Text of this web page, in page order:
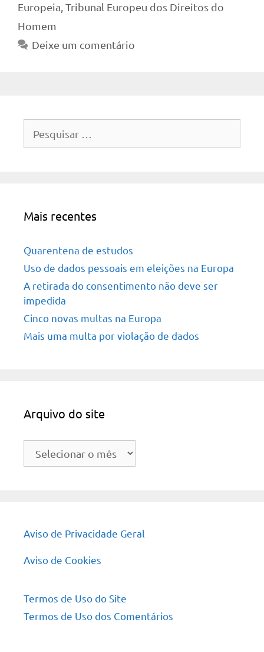
Europeia,Tribunal Europeu dos Direitos do
Homem
Deixe um comentário
por:
Mais recentes
Quarentena de estudos
Uso de dados pessoais em eleições na Europa
A retirada do consentimento não deve ser
impedida
Cinco novas multas na Europa
Mais uma multa por violação de dados
Arquivo do site
Arquivo
Aviso de Privacidade Geral
Aviso de Cookies
Termos de Uso do Site
Termos de Uso dos Comentários